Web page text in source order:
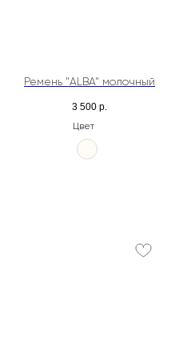
Ремень "ALBA" молочный
3 500 р.
Цвет